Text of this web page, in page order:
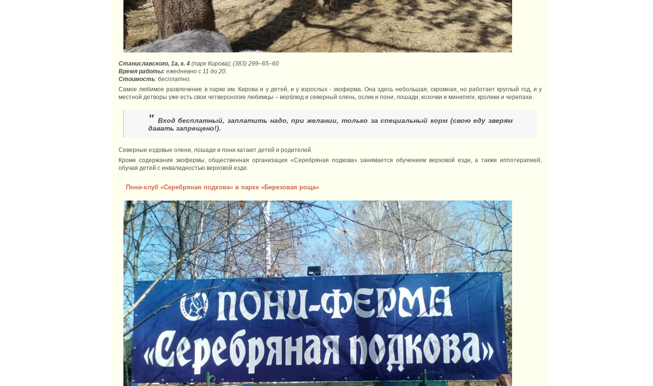
Станиславского, 1а, к. 4 (парк Кирова); (383) 299‒65‒60
Время работы: ежедневно с 11 до 20.
Стоимость: бесплатно.
Самое любимое развлечение в парке им. Кирова и у детей, и у взрослых - экоферма. Она здесь небольшая, скромная, но работает круглый год, и у
местной детворы уже есть свои четвероногие любимцы – верблюд и северный олень, ослик и пони, лошади, козочки и минипиги, кролики и черепахи.
" Вход бесплатный, заплатить надо, при желании, только за специальный корм (свою еду зверям
давать запрещено!).
Северные ездовые олени, лошади и пони катают детей и родителей.
Кроме содержания экофермы, общественная организация «Серебряная подкова» занимается обучением верховой езде, а также иппотерапией,
обучая детей с инвалидностью верховой езде.
Пони-клуб «Серебряная подкова» в парке «Березовая роща»